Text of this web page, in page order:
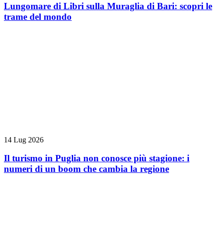
Lungomare di Libri sulla Muraglia di Bari: scopri le
trame del mondo
14 Lug 2026
Il turismo in Puglia non conosce più stagione: i
numeri di un boom che cambia la regione